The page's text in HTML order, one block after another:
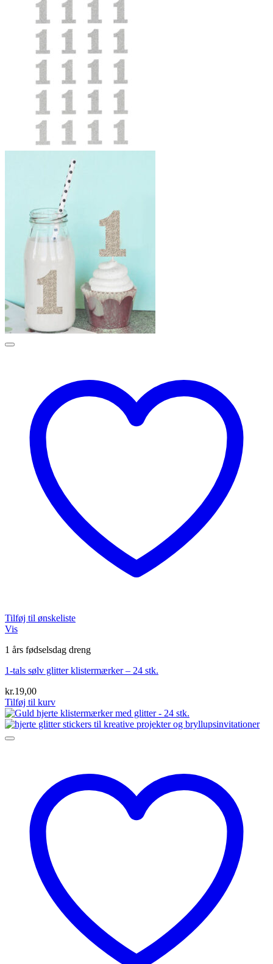
Tilføj til ønskeliste
Vis
1 års fødselsdag dreng
1-tals sølv glitter klistermærker – 24 stk.
kr.19,00
Tilføj til kurv